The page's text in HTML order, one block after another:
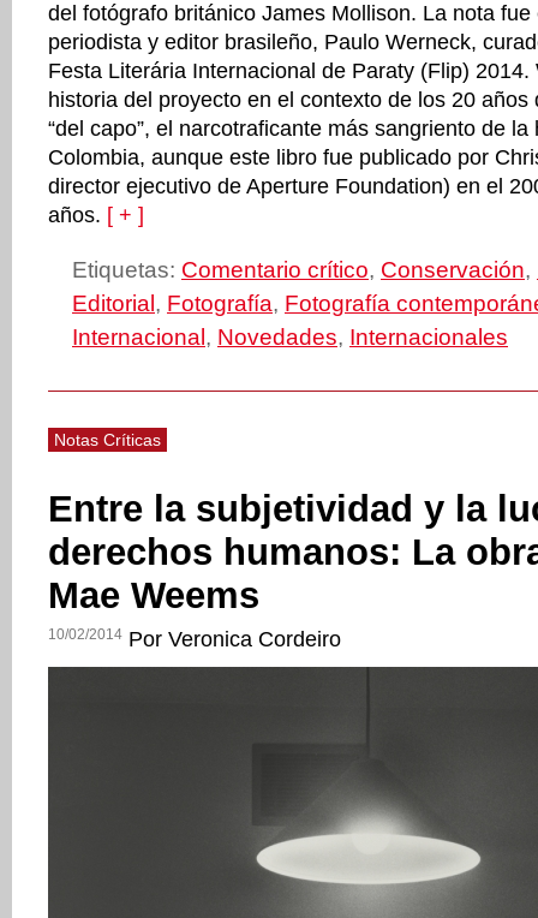
del fotógrafo británico James Mollison. La nota fue
periodista y editor brasileño, Paulo Werneck,
Festa Literária Internacional de Paraty (Flip)
historia del proyecto en el contexto de los 20 años
“del capo”, el narcotraficante más sangriento de la
Colombia, aunque este libro fue publicado por
director ejecutivo de Aperture Foundation) en el
años. [ + ]
Etiquetas: Comentario crítico, Conservación,
Editorial , Fotografía, Fotografía
Internacional , Novedades, Internacionales
Notas Críticas
Entre la subjetividad y la
derechos humanos: La
Mae Weems
10/02/2014 Por Veronica Cordeiro